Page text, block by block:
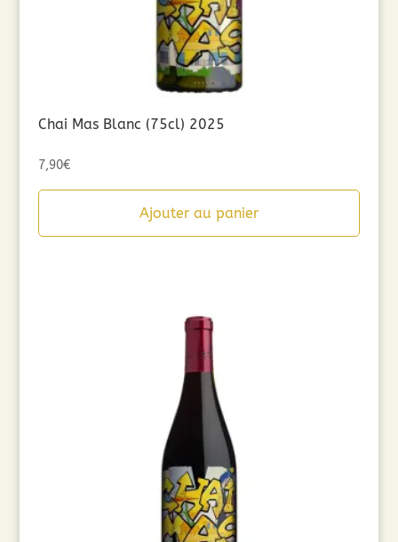
Chai Mas Blanc (75cl) 2025
7,90€
Ajouter au panier